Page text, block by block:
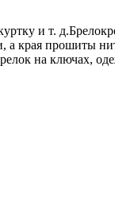
и т.
края прошиты
на ключах,